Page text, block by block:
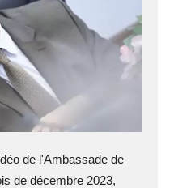
de l'Ambassade de
de décembre 2023,